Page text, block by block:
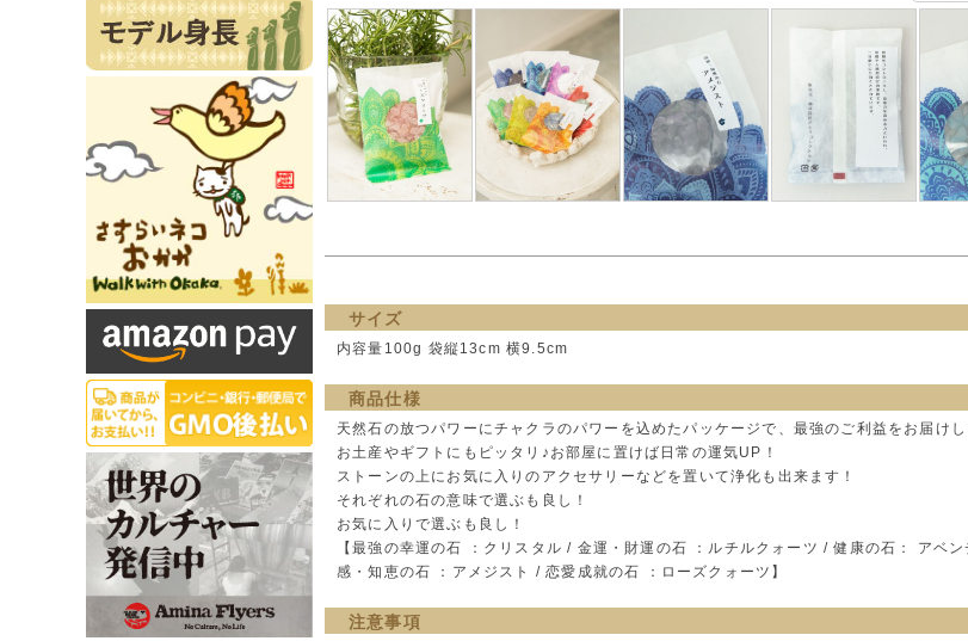
サイズ
内容量100g 袋縦13cm 横9.5cm
商品仕様
天然石の放つパワーにチャクラのパワーを込めたパッケージで、最強のご利益をお届けし
お土産やギフトにもピッタリ♪お部屋に置けば日常の運気UP！
ストーンの上にお気に入りのアクセサリーなどを置いて浄化も出来ます！
それぞれの石の意味で選ぶも良し！
お気に入りで選ぶも良し！
【最強の幸運の石 ：クリスタル / 金運・財運の石 ：ルチルクォーツ / 健康の石： ア
感・知恵の石 ：アメジスト / 恋愛成就の石 ：ローズクォーツ】
注意事項